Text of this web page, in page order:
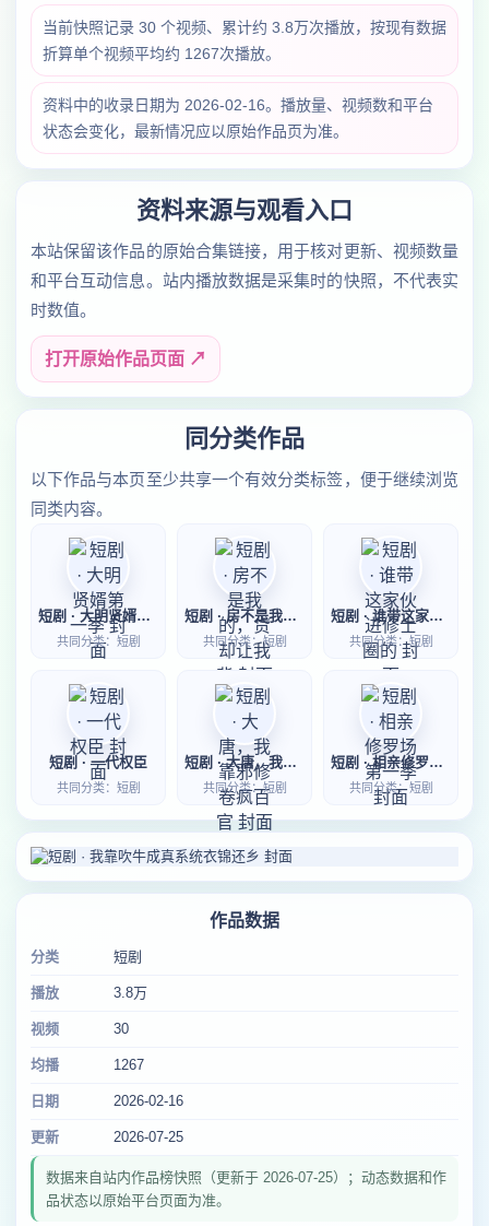
当前快照记录 30 个视频、累计约 3.8万次播放，按现有数据
折算单个视频平均约 1267次播放。
资料中的收录日期为 2026-02-16。播放量、视频数和平台
状态会变化，最新情况应以原始作品页为准。
资料来源与观看入口
本站保留该作品的原始合集链接，用于核对更新、视频数量
和平台互动信息。站内播放数据是采集时的快照，不代表实
时数值。
打开原始作品页面 ↗
同分类作品
以下作品与本页至少共享一个有效分类标签，便于继续浏览
同类内容。
短剧 · 大明贤婿第一季
共同分类：短剧
短剧 · 房不是我的，贷却让我背
共同分类：短剧
短剧 · 谁带这家伙进修士圈的
共同分类：短剧
短剧 · 一代权臣
共同分类：短剧
短剧 · 大唐，我靠邪修卷疯百官
共同分类：短剧
短剧 · 相亲修罗场第一季
共同分类：短剧
作品数据
分类 短剧
播放 3.8万
视频 30
均播 1267
日期 2026-02-16
更新 2026-07-25
数据来自站内作品榜快照（更新于 2026-07-25）；动态数据和作
品状态以原始平台页面为准。